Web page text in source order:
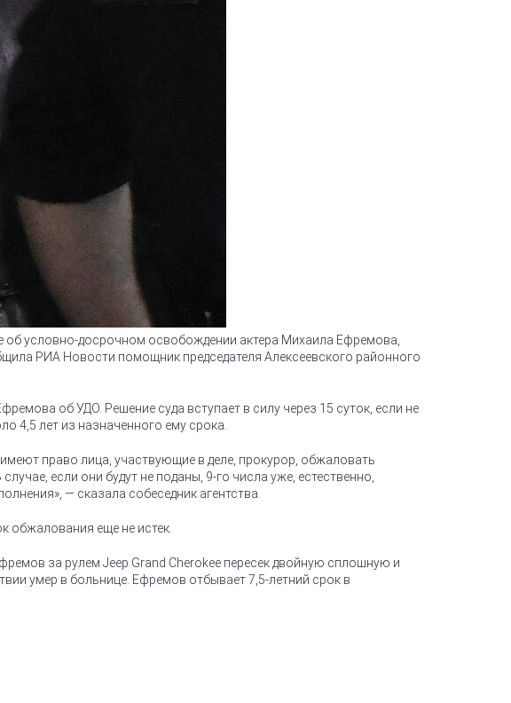
об условно-досрочном освобождении актера Михаила Ефремова,
РИА Новости помощник председателя Алексеевского районного
об УДО. Решение суда вступает в силу через 15 суток, если не
4,5 лет из назначенного ему срока.
имеют право лица, участвующие в деле, прокурор, обжаловать
если они будут не поданы, 9-го числа уже, естественно,
— сказала собеседник агентства.
обжалования еще не истек.
за рулем Jeep Grand Cherokee пересек двойную сплошную и
умер в больнице. Ефремов отбывает 7,5-летний срок в